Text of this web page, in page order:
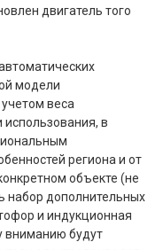
двигатель того
модели
веса
использования, в
региона и от
объекте (не
набор дополнительных
и индукционная
вниманию будут